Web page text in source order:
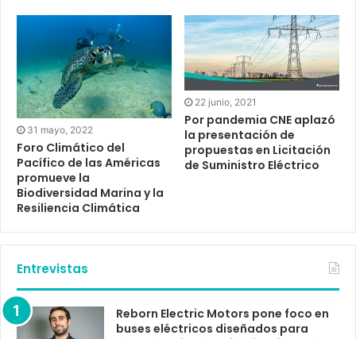
31 mayo, 2022
Foro Climático del
Pacífico de las Américas
promueve la
Biodiversidad Marina y la
Resiliencia Climática
22 junio, 2021
Por pandemia CNE aplazó
la presentación de
propuestas en Licitación
de Suministro Eléctrico
Entrevistas
Reborn Electric Motors pone foco en
buses eléctricos diseñados para